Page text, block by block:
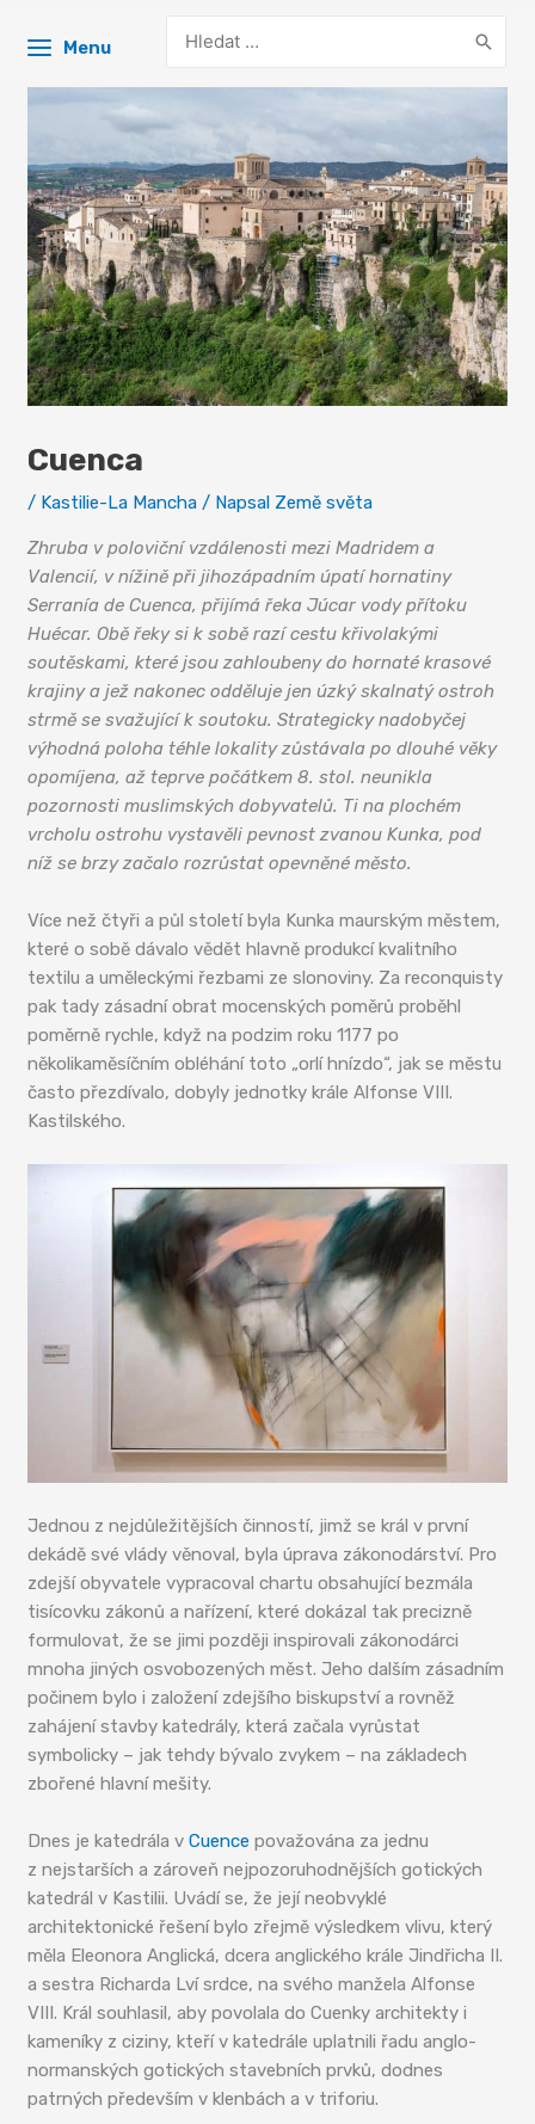
Menu
for:
Cuenca
/ Kastilie-La Mancha / Napsal Země světa
Zhruba v poloviční vzdálenosti mezi Madridem a
Valencií, v nížině při jihozápadním úpatí hornatiny
Serranía de Cuenca, přijímá řeka Júcar vody přítoku
Huécar. Obě řeky si k sobě razí cestu křivolakými
soutěskami, které jsou zahloubeny do hornaté krasové
krajiny a jež nakonec odděluje jen úzký skalnatý ostroh
strmě se svažující k soutoku. Strategicky nadobyčej
výhodná poloha téhle lokality zůstávala po dlouhé věky
opomíjena, až teprve počátkem 8. stol. neunikla
pozornosti muslimských dobyvatelů. Ti na plochém
vrcholu ostrohu vystavěli pevnost zvanou Kunka, pod
níž se brzy začalo rozrůstat opevněné město.
Více než čtyři a půl století byla Kunka maurským městem,
které o sobě dávalo vědět hlavně produkcí kvalitního
textilu a uměleckými řezbami ze slonoviny. Za reconquisty
pak tady zásadní obrat mocenských poměrů proběhl
poměrně rychle, když na podzim roku 1177 po
několikaměsíčním obléhání toto „orlí hnízdo“, jak se městu
často přezdívalo, dobyly jednotky krále Alfonse VIII.
Kastilského.
Jednou z nejdůležitějších činností, jimž se král v první
dekádě své vlády věnoval, byla úprava zákonodárství. Pro
zdejší obyvatele vypracoval chartu obsahující bezmála
tisícovku zákonů a nařízení, které dokázal tak precizně
formulovat, že se jimi později inspirovali zákonodárci
mnoha jiných osvobozených měst. Jeho dalším zásadním
počinem bylo i založení zdejšího biskupství a rovněž
zahájení stavby katedrály, která začala vyrůstat
symbolicky – jak tehdy bývalo zvykem – na základech
zbořené hlavní mešity.
Dnes je katedrála vCuence považována za jednu
z nejstarších a zároveň nejpozoruhodnějších gotických
katedrál v Kastilii. Uvádí se, že její neobvyklé
architektonické řešení bylo zřejmě výsledkem vlivu, který
měla Eleonora Anglická, dcera anglického krále Jindřicha II.
a sestra Richarda Lví srdce, na svého manžela Alfonse
VIII. Král souhlasil, aby povolala do Cuenky architekty i
kameníky z ciziny, kteří v katedrále uplatnili řadu anglo-
normanských gotických stavebních prvků, dodnes
patrných především v klenbách a v triforiu.